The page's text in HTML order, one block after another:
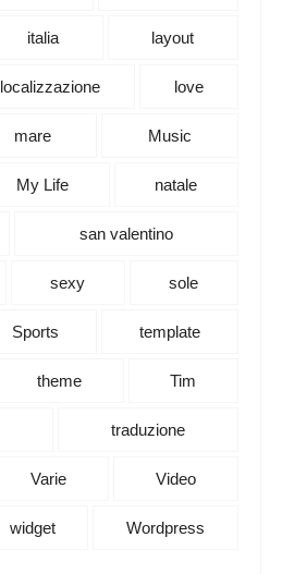
italia layout
localizzazione love
mare Music
My Life natale
san valentino
sexy sole
Sports template
theme Tim
traduzione
Varie Video
widget Wordpress